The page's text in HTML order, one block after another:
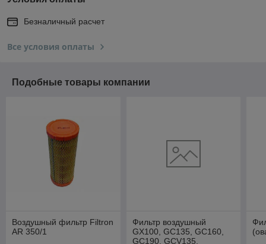
Безналичный расчет
Все условия оплаты
Подобные товары компании
Воздушный фильтр Filtron
AR 350/1
Фильтр воздушный
GX100, GC135, GC160,
GC190, GCV135,